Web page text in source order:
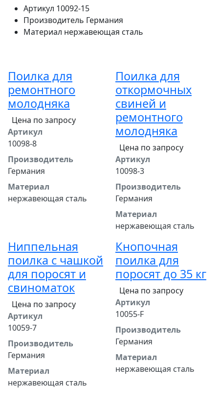
Артикул 10092-15
Производитель Германия
Материал нержавеющая сталь
Поилка для
ремонтного
молодняка
Цена по запросу
Артикул
10098-8
Производитель
Германия
Материал
нержавеющая сталь
Поилка для
откормочных
свиней и
ремонтного
молодняка
Цена по запросу
Артикул
10098-3
Производитель
Германия
Материал
нержавеющая сталь
Ниппельная
поилка с чашкой
для поросят и
свиноматок
Цена по запросу
Артикул
10059-7
Производитель
Германия
Материал
нержавеющая сталь
Кнопочная
поилка для
поросят до 35 кг
Цена по запросу
Артикул
10055-F
Производитель
Германия
Материал
нержавеющая сталь